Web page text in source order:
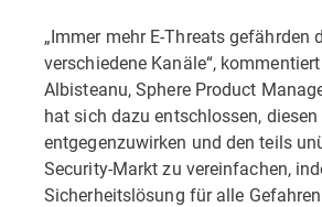
„Immer mehr E-Threats gefährden
verschiedene Kanäle“,
Albisteanu, Sphere Product
hat sich dazu entschlossen, diesen
entgegenzuwirken und den teils
Security-Markt zu vereinfachen,
Sicherheitslösung für alle